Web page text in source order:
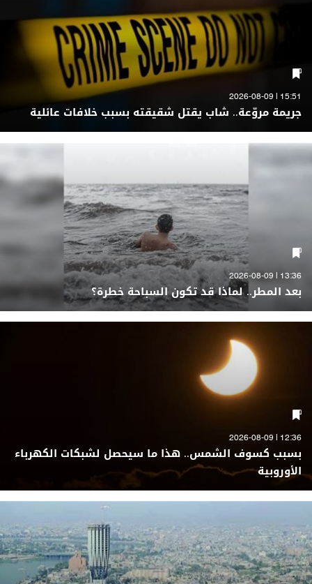
15:51 | 2026-08-09
جريمة مروّعة.. شاب يقتل شقيقته بسبب خلافات عائلية
13:36 | 2026-08-09
بعد المطر.. لماذا قد تكون السباحة خطرة؟
12:36 | 2026-08-09
بسبب كسوف الشمس.. هذا ما سيحصل لشبكات الكهرباء
الأوروبية